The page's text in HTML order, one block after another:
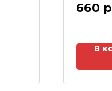
660
В